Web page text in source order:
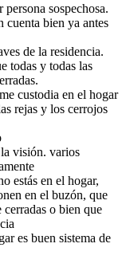
sospechosa.
cuenta bien ya antes
de la residencia.
todas y todas las
custodia en el hogar
rejas y los cerrojos
visión. varios
estás en el hogar,
en el buzón, que
cerradas o bien que
es buen sistema de